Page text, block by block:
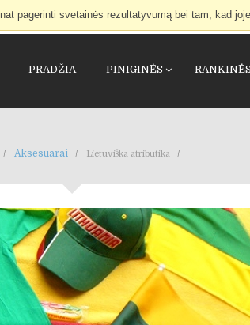
PRADŽIA PINIGINĖS
pagerinti svetainės rezultatyvumą bei tam, kad
Aksesuarai Lietuviška atributika